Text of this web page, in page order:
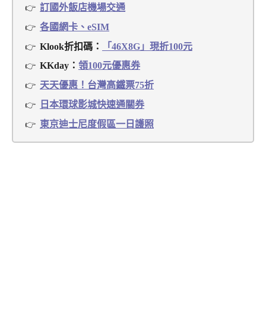
訂國外飯店機場交通
各國網卡、eSIM
Klook折扣碼：
「46X8G」現折100元
KKday： 領100元優惠券
天天優惠！台灣高鐵票75折
日本環球影城快速通關券
東京迪士尼度假區一日護照